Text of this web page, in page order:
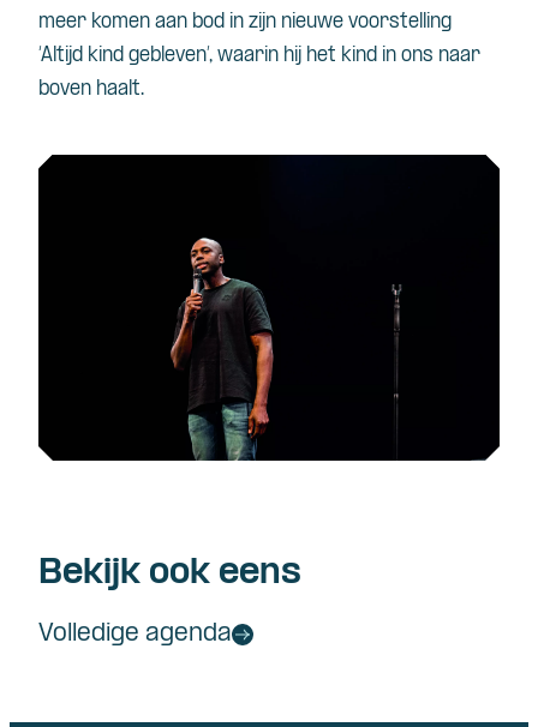
meer komen aan bod in zijn nieuwe voorstelling
‘Altijd kind gebleven’, waarin hij het kind in ons naar
boven haalt.
Bekijk ook eens
Volledige agenda